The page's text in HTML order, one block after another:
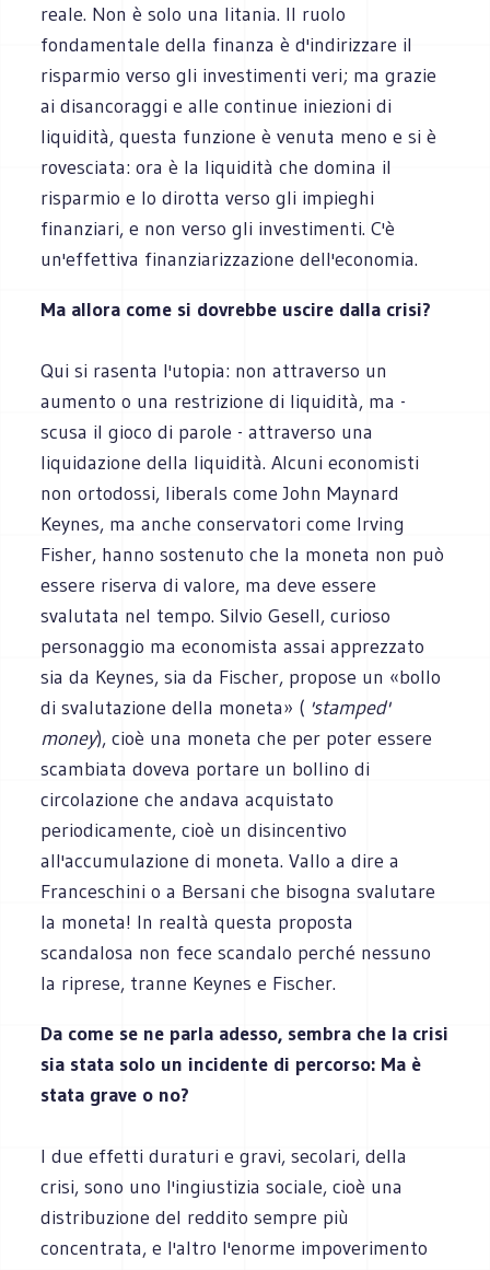
reale. Non è solo una litania. Il ruolo
fondamentale della finanza è d'indirizzare il
risparmio verso gli investimenti veri; ma grazie
ai disancoraggi e alle continue iniezioni di
liquidità, questa funzione è venuta meno e si è
rovesciata: ora è la liquidità che domina il
risparmio e lo dirotta verso gli impieghi
finanziari, e non verso gli investimenti. C'è
un'effettiva finanziarizzazione dell'economia.
Ma allora come si dovrebbe uscire dalla crisi?
Qui si rasenta l'utopia: non attraverso un
aumento o una restrizione di liquidità, ma -
scusa il gioco di parole - attraverso una
liquidazione della liquidità. Alcuni economisti
non ortodossi, liberals come John Maynard
Keynes, ma anche conservatori come Irving
Fisher, hanno sostenuto che la moneta non può
essere riserva di valore, ma deve essere
svalutata nel tempo. Silvio Gesell, curioso
personaggio ma economista assai apprezzato
sia da Keynes, sia da Fischer, propose un «bollo
di svalutazione della moneta» ( 'stamped'
money), cioè una moneta che per poter essere
scambiata doveva portare un bollino di
circolazione che andava acquistato
periodicamente, cioè un disincentivo
all'accumulazione di moneta. Vallo a dire a
Franceschini o a Bersani che bisogna svalutare
la moneta! In realtà questa proposta
scandalosa non fece scandalo perché nessuno
la riprese, tranne Keynes e Fischer.
Da come se ne parla adesso, sembra che la crisi
sia stata solo un incidente di percorso: Ma è
stata grave o no?
I due effetti duraturi e gravi, secolari, della
crisi, sono uno l'ingiustizia sociale, cioè una
distribuzione del reddito sempre più
concentrata, e l'altro l'enorme impoverimento